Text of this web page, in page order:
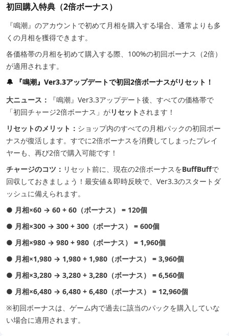
初回購入特典（2倍ボーナス）
『鳴潮』のアカウントで初めて月相を購入する場合、通常よりも多
くの月相を獲得できます。
各価格帯の月相を初めて購入する際、100%の初回ボーナス（2倍）
が適用されます。
🔔 『鳴潮』Ver3.3アップデートで初回2倍ボーナスがリセット！
大ニュース：
『鳴潮』Ver3.3アップデート後、すべての価格帯で
「初回チャージ2倍ボーナス」がリセット されます！
リセットのメリット： ショップ内のすべての月相パックの初回ボー
ナスが復活します。すでに2倍ボーナスを消費してしまったプレイ
ヤーも、再び2倍で購入可能です！
チャージのコツ： リセット前に、現在の2倍ボーナスをBuffBuffで
回収しておきましょう！最安値＆即時反映で、Ver3.3のスタートダ
ッシュに備えられます。
● 月相×60 → 60 + 60（ボーナス） = 120個
● 月相×300 → 300 + 300（ボーナス） = 600個
● 月相×980 → 980 + 980（ボーナス） = 1,960個
● 月相×1,980 → 1,980 + 1,980（ボーナス） = 3,960個
● 月相×3,280 → 3,280 + 3,280（ボーナス） = 6,560個
● 月相×6,480 → 6,480 + 6,480（ボーナス） = 12,960個
※初回ボーナスは、ゲーム内で過去に該当のパックを購入していな
い場合に適用されます。